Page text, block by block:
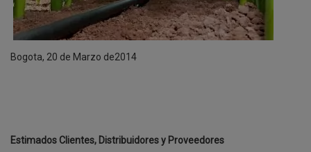
Bogota, 20 de Marzo de2014
Estimados Clientes, Distribuidores y Proveedores